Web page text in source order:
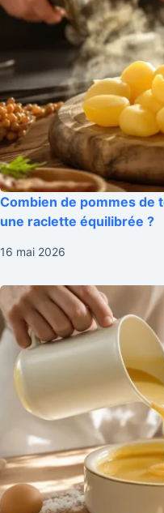
Combien de pommes de
une raclette équilibrée ?
16 mai 2026